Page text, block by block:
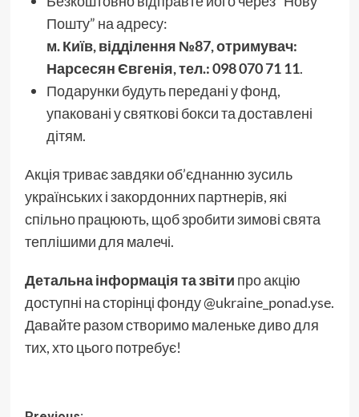
Пошту” на адресу:
м. Київ, відділення №87, отримувач:
Нарсесян Євгенія, тел.: 098 070 71 11.
Подарунки будуть передані у фонд,
упаковані у святкові бокси та доставлені
дітям.
Акція триває завдяки об’єднанню зусиль
українських і закордонних партнерів, які
спільно працюють, щоб зробити зимові свята
теплішими для малечі.
Детальна інформація та звіти про акцію
доступні на сторінці фонду @ukraine_ponad.yse.
Давайте разом створимо маленьке диво для
тих, хто цього потребує!